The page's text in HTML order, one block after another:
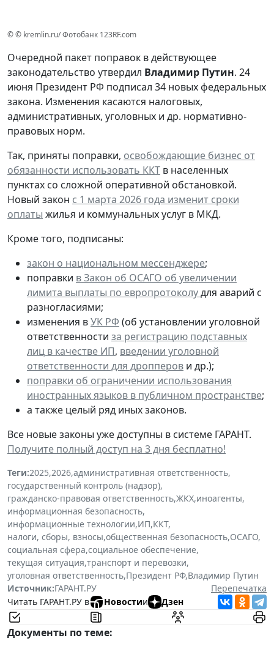
© © kremlin.ru/ Фотобанк 123RF.com
Очередной пакет поправок в действующее
законодательство утвердил Владимир Путин. 24
июня Президент РФ подписал 34 новых федеральных
закона. Изменения касаются налоговых,
административных, уголовных и др. нормативно-
правовых норм.
Так, приняты поправки, освобождающие бизнес от
обязанности использовать ККТ в населенных
пунктах со сложной оперативной обстановкой.
Новый закон с 1 марта 2026 года изменит сроки
оплаты жилья и коммунальных услуг в МКД.
Кроме того, подписаны:
закон о национальном мессенджере;
поправки в Закон об ОСАГО об увеличении
лимита выплаты по европротоколудля аварий с
разногласиями;
изменения вУК РФ (об установлении уголовной
ответственности за регистрацию подставных
лиц в качестве ИП, введении уголовной
ответственности для дропперов и др.);
поправки об ограничении использования
иностранных языков в публичном пространстве;
а также целый ряд иных законов.
Все новые законы уже доступны в системе ГАРАНТ.
Получите полный доступ на 3 дня бесплатно!
Теги:2025,2026,административная ответственность,
государственный контроль (надзор),
гражданско-правовая ответственность,ЖКХ,иноагенты,
информационная безопасность,
информационные технологии,ИП,ККТ,
налоги, сборы, взносы,общественная безопасность,ОСАГО,
социальная сфера,социальное обеспечение,
текущая ситуация,транспорт и перевозки,
уголовная ответственность,Президент РФ,Владимир Путин
Источник:ГАРАНТ.РУ
Перепечатка
Читать ГАРАНТ.РУ в
Новостии Дзен
Документы по теме: